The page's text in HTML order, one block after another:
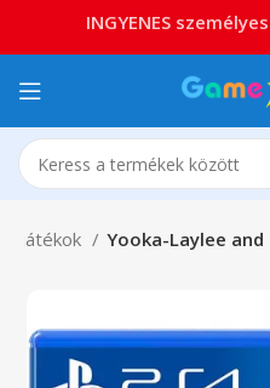
játékok Yooka-Laylee
INGYENES